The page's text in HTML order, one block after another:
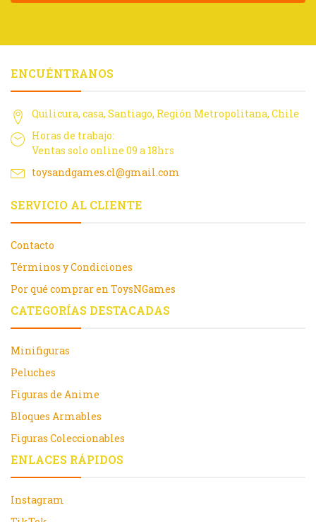
ENCUÉNTRANOS
Quilicura, casa, Santiago, Región Metropolitana, Chile
Horas de trabajo:
Ventas solo online 09 a 18hrs
toysandgames.cl@gmail.com
SERVICIO AL CLIENTE
Contacto
Términos y Condiciones
Por qué comprar en ToysNGames
CATEGORÍAS DESTACADAS
Minifiguras
Peluches
Figuras de Anime
Bloques Armables
Figuras Coleccionables
ENLACES RÁPIDOS
Instagram